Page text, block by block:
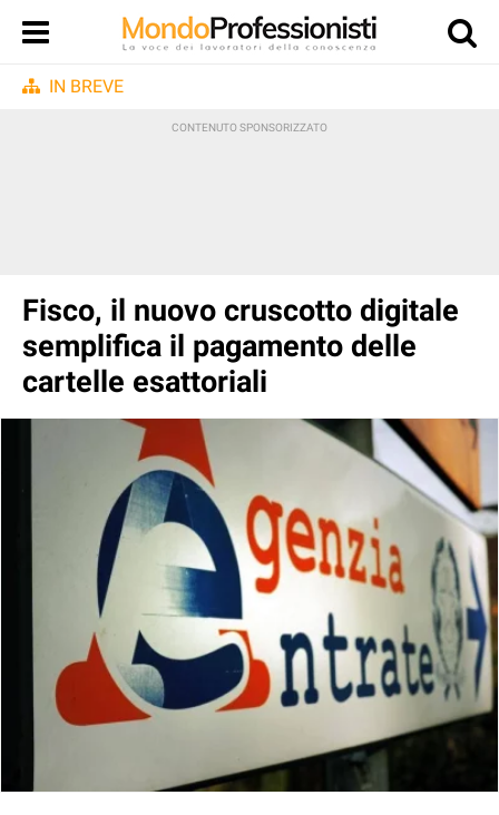
IN BREVE
Fisco, il nuovo cruscotto digitale
semplifica il pagamento delle
cartelle esattoriali